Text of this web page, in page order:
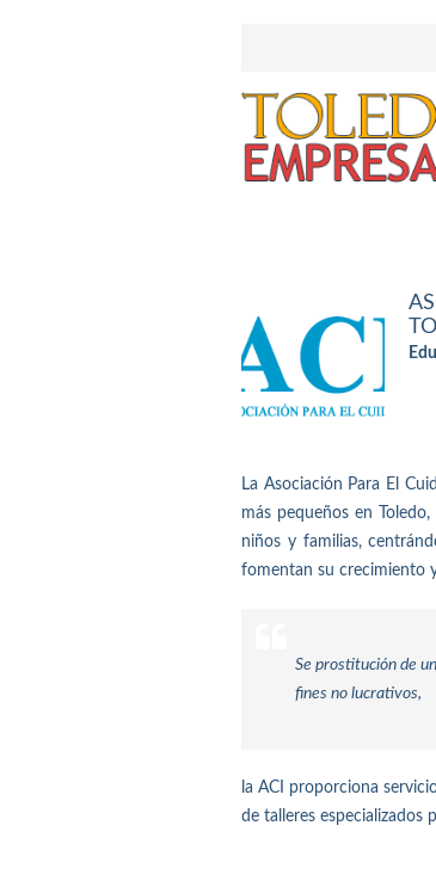
La Asociación Para El
más pequeños en
niños y familias,
fomentan su crecimiento
Se prostitución de
fines no lucrativos,
la ACI proporciona
de talleres especializados